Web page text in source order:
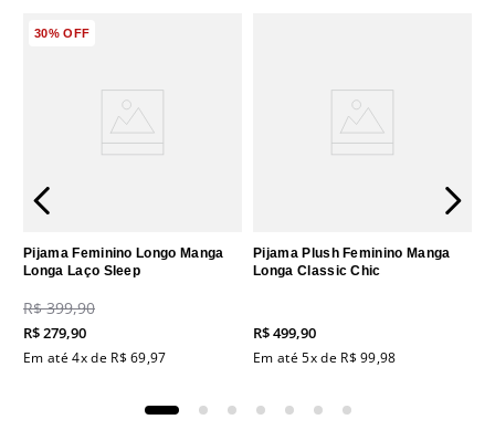
30%OFF
Pijama Feminino Longo Manga
Longa Laço Sleep
R$ 399,90
R$279,90
Em até4x de R$ 69,97
Pijama Plush Feminino Manga
Longa Classic Chic
R$499,90
Em até5x de R$ 99,98